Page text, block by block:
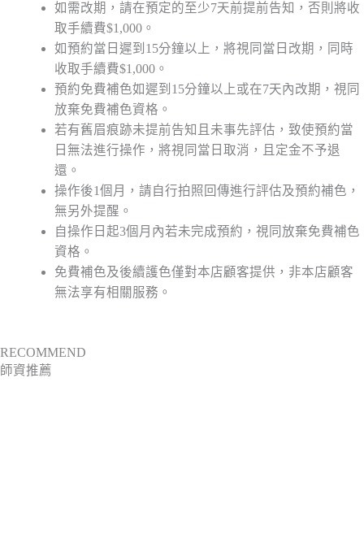
如需改期，請在預定的至少7天前提前告知，否則將收
取手續費$1,000。
如預約當日遲到15分鐘以上，將視同當日改期，同時
收取手續費$1,000。
預約免費補色如遲到15分鐘以上或在7天內改期，視同
放棄免費補色資格。
若有舊眉痕跡未提前告知且未事先評估，致使預約當
日無法進行操作，將視同當日取消，且定金不予退
還。
操作後1個月，請自行拍照回傳進行評估及預約補色，
無另外提醒。
自操作日起3個月內若未完成預約，視同放棄免費補色
資格。
免費補色及後續護色僅對本店顧客提供，非本店顧客
無法享有相關服務。
RECOMMEND
師資推薦